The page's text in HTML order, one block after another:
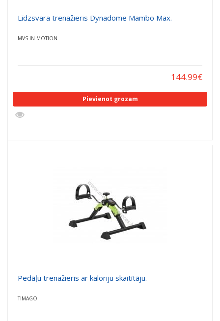
Līdzsvara trenažieris Dynadome Mambo Max.
MVS IN MOTION
144.99€
Pievienot grozam
Pedāļu trenažieris ar kaloriju skaitītāju.
TIMAGO